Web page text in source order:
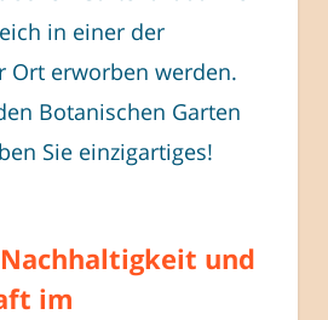
in einer der
Ort erworben werden.
Botanischen Garten
Sie einzigartiges!
Nachhaltigkeit und
im